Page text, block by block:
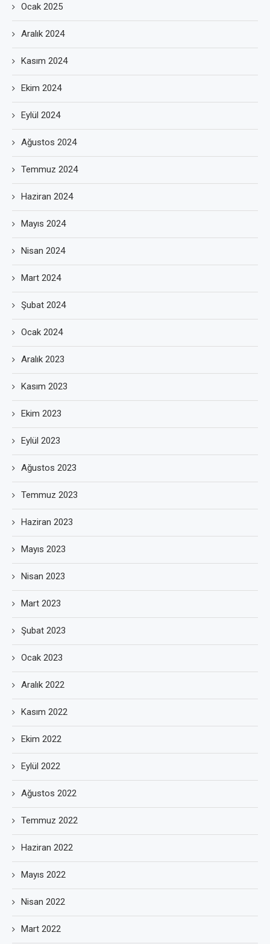
Ocak 2025
Aralık 2024
Kasım 2024
Ekim 2024
Eylül 2024
Ağustos 2024
Temmuz 2024
Haziran 2024
Mayıs 2024
Nisan 2024
Mart 2024
Şubat 2024
Ocak 2024
Aralık 2023
Kasım 2023
Ekim 2023
Eylül 2023
Ağustos 2023
Temmuz 2023
Haziran 2023
Mayıs 2023
Nisan 2023
Mart 2023
Şubat 2023
Ocak 2023
Aralık 2022
Kasım 2022
Ekim 2022
Eylül 2022
Ağustos 2022
Temmuz 2022
Haziran 2022
Mayıs 2022
Nisan 2022
Mart 2022